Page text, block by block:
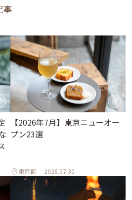
事
【2026年7月】東京ニューオー
プン23選
東京都 2026.07.30